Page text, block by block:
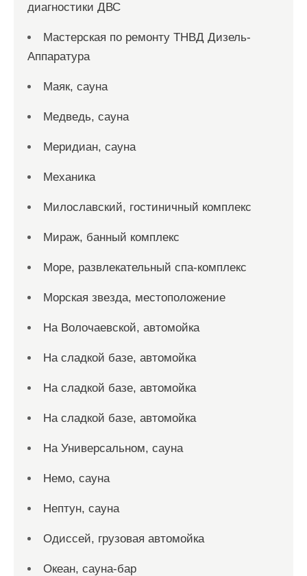
диагностики ДВС
Мастерская по ремонту ТНВД Дизель-
Аппаратура
Маяк, сауна
Медведь, сауна
Меридиан, сауна
Механика
Милославский, гостиничный комплекс
Мираж, банный комплекс
Море, развлекательный спа-комплекс
Морская звезда, местоположение
На Волочаевской, автомойка
На сладкой базе, автомойка
На сладкой базе, автомойка
На сладкой базе, автомойка
На Универсальном, сауна
Немо, сауна
Нептун, сауна
Одиссей, грузовая автомойка
Океан, сауна-бар